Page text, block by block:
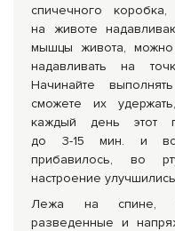
спичечного
на животе
мышцы живота, можно
надавливать на
Начинайте
сможете их
каждый день этот
до 3-15 мин. и
прибавилось, во
настроение
Лежа на спине,
разведенные и